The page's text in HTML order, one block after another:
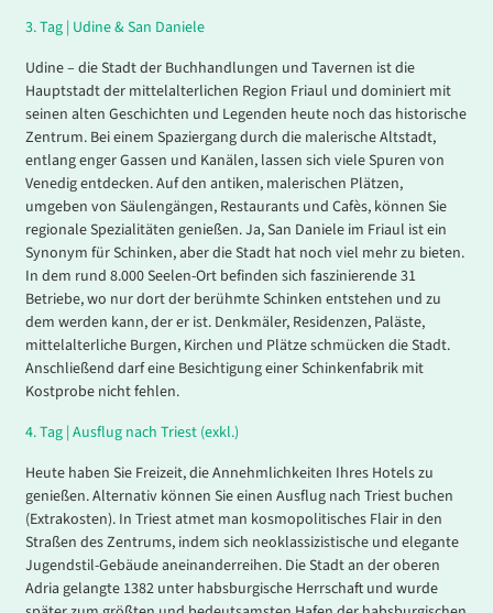
3.Tag | Udine & San Daniele
Udine – die Stadt der Buchhandlungen und Tavernen ist die
Hauptstadt der mittelalterlichen Region Friaul und dominiert mit
seinen alten Geschichten und Legenden heute noch das historische
Zentrum. Bei einem Spaziergang durch die malerische Altstadt,
entlang enger Gassen und Kanälen, lassen sich viele Spuren von
Venedig entdecken. Auf den antiken, malerischen Plätzen,
umgeben von Säulengängen, Restaurants und Cafès, können Sie
regionale Spezialitäten genießen. Ja, San Daniele im Friaul ist ein
Synonym für Schinken, aber die Stadt hat noch viel mehr zu bieten.
In dem rund 8.000 Seelen-Ort befinden sich faszinierende 31
Betriebe, wo nur dort der berühmte Schinken entstehen und zu
dem werden kann, der er ist. Denkmäler, Residenzen, Paläste,
mittelalterliche Burgen, Kirchen und Plätze schmücken die Stadt.
Anschließend darf eine Besichtigung einer Schinkenfabrik mit
Kostprobe nicht fehlen.
4.Tag | Ausflug nach Triest (exkl.)
Heute haben Sie Freizeit, die Annehmlichkeiten Ihres Hotels zu
genießen. Alternativ können Sie einen Ausflug nach Triest buchen
(Extrakosten). In Triest atmet man kosmopolitisches Flair in den
Straßen des Zentrums, indem sich neoklassizistische und elegante
Jugendstil-Gebäude aneinanderreihen. Die Stadt an der oberen
Adria gelangte 1382 unter habsburgische Herrschaft und wurde